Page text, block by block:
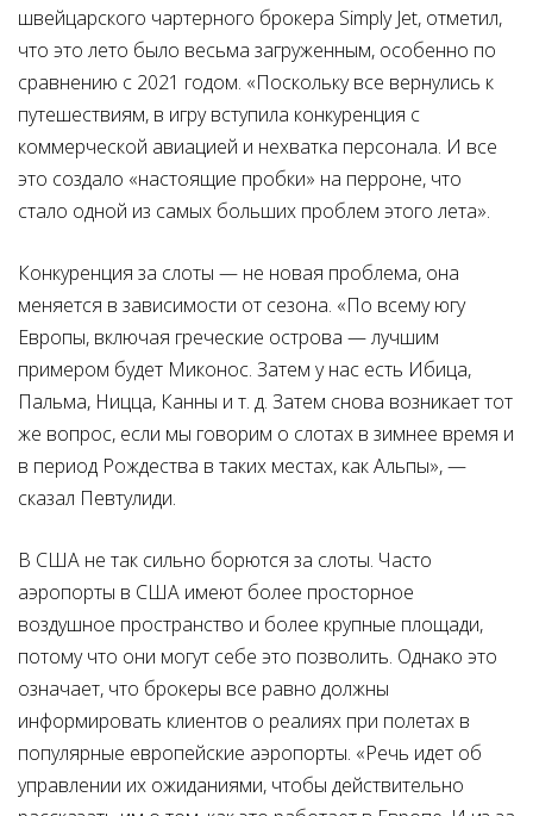
швейцарского чартерного брокера Simply Jet, отметил,
что это лето было весьма загруженным, особенно по
сравнению с 2021 годом. «Поскольку все вернулись к
путешествиям, в игру вступила конкуренция с
коммерческой авиацией и нехватка персонала. И все
это создало «настоящие пробки» на перроне, что
стало одной из самых больших проблем этого лета».
Конкуренция за слоты — не новая проблема, она
меняется в зависимости от сезона. «По всему югу
Европы, включая греческие острова — лучшим
примером будет Миконос. Затем у нас есть Ибица,
Пальма, Ницца, Канны и т. д. Затем снова возникает тот
же вопрос, если мы говорим о слотах в зимнее время и
в период Рождества в таких местах, как Альпы», —
сказал Певтулиди.
В США не так сильно борются за слоты. Часто
аэропорты в США имеют более просторное
воздушное пространство и более крупные площади,
потому что они могут себе это позволить. Однако это
означает, что брокеры все равно должны
информировать клиентов о реалиях при полетах в
популярные европейские аэропорты. «Речь идет об
управлении их ожиданиями, чтобы действительно